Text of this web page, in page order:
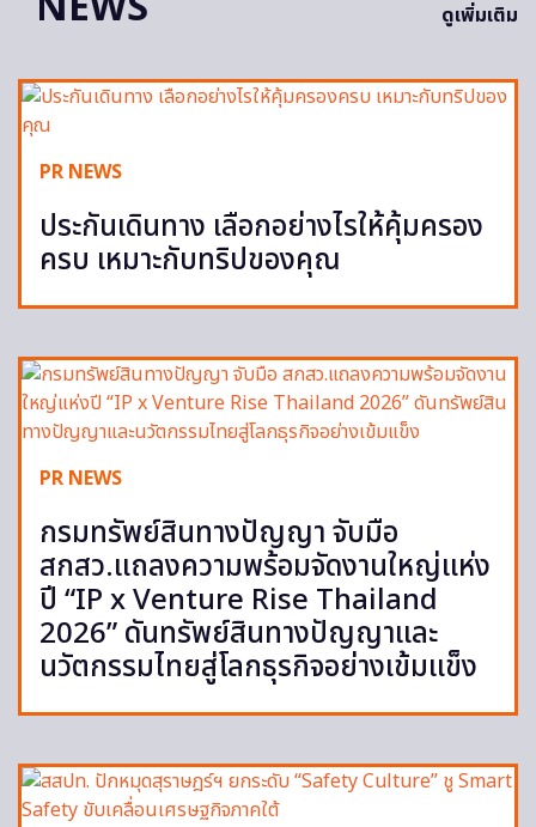
ดูเพิ่มเติม
PR NEWS
ประกันเดินทาง เลือกอย่างไรให้คุ้มครอง
ครบ เหมาะกับทริปของคุณ
PR NEWS
กรมทรัพย์สินทางปัญญา จับมือ
สกสว.แถลงความพร้อมจัดงานใหญ่แห่ง
ปี “IP x Venture Rise Thailand
2026” ดันทรัพย์สินทางปัญญาและ
นวัตกรรมไทยสู่โลกธุรกิจอย่างเข้มแข็ง